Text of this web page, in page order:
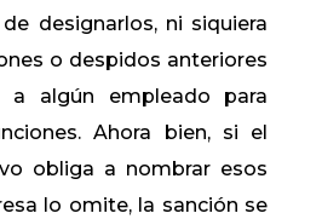
designarlos, ni siquiera
o despidos anteriores
a algún empleado para
Ahora bien, si el
obliga a nombrar esos
lo omite, la sanción se